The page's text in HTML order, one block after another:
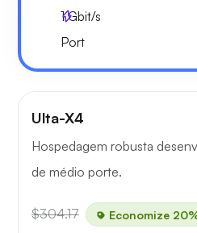
1Gbit/s
Port
Ulta-X4
Hospedagem robusta
de médio porte.
$304.17 Economize